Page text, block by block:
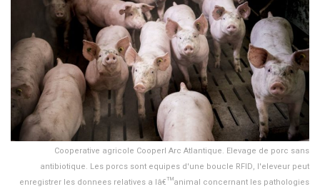
Cooperative agricole Cooperl Arc Atlantique. Elevage de porc sans
antibiotique. Les porcs sont equipes d'une boucle RFID, l'eleveur peut
enregistrer les donnees relatives a lâ€™animal concernant les pathologies